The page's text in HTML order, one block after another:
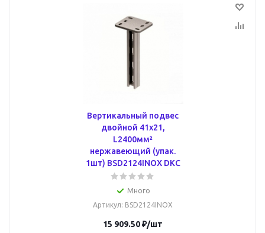
Вертикальный подвес
двойной 41х21,
L2400мм²
нержавеющий (упак.
1шт) BSD2124INOX DKC
Много
Артикул: BSD2124INOX
15 909.50₽/шт